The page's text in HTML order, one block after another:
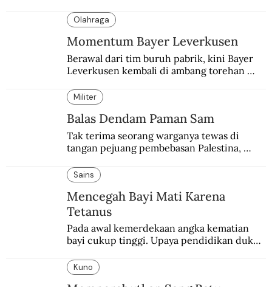
peringatan Hari Ibu.
Olahraga
Momentum Bayer Leverkusen
Berawal dari tim buruh pabrik, kini Bayer
Leverkusen kembali di ambang torehan
“Neverkusen”.
Militer
Balas Dendam Paman Sam
Tak terima seorang warganya tewas di
tangan pejuang pembebasan Palestina,
pembalasan.
Sains
Mencegah Bayi Mati Karena
Tetanus
Pada awal kemerdekaan angka kematian
bayi cukup tinggi. Upaya pendidikan dukun
Kuno